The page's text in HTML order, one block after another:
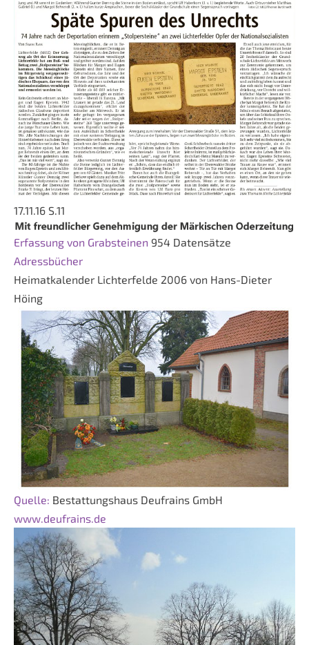
17.11.16 S.11
Erfassung von Grabsteinen 954 Datensätze
Adressbücher
Heimatkalender Lichterfelde 2006 von Hans-Dieter
Höing
Quelle: Bestattungshaus Deufrains GmbH
www.deufrains.de